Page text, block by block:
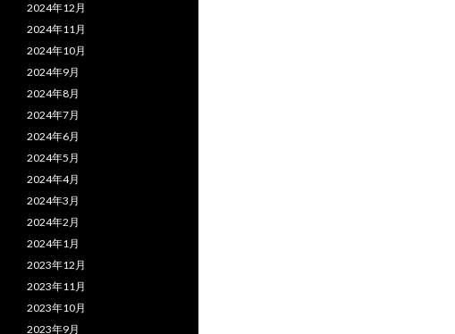
2024年12月
2024年11月
2024年10月
2024年9月
2024年8月
2024年7月
2024年6月
2024年5月
2024年4月
2024年3月
2024年2月
2024年1月
2023年12月
2023年11月
2023年10月
2023年9月